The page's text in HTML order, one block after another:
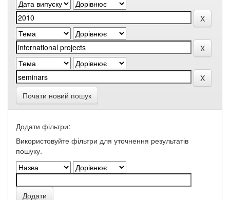
Почати новий пошук
Додати фільтри:
Використовуйте фільтри для уточнення результатів
пошуку.